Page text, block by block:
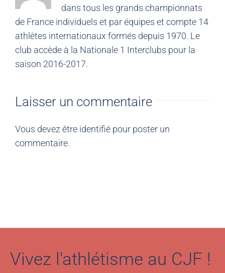
dans tous les grands championnats
de France individuels et par équipes et compte 14
athlètes internationaux formés depuis 1970. Le
club accède à la Nationale 1 Interclubs pour la
saison 2016-2017.
Laisser un commentaire
Vous devez être identifié pour poster un
commentaire.
Vivez l'athlétisme au CJF !